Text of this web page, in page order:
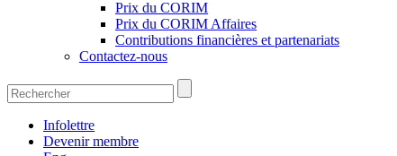
Prix du CORIM
Prix du CORIM Affaires
Contributions financières et partenariats
Contactez-nous
Infolettre
Devenir membre